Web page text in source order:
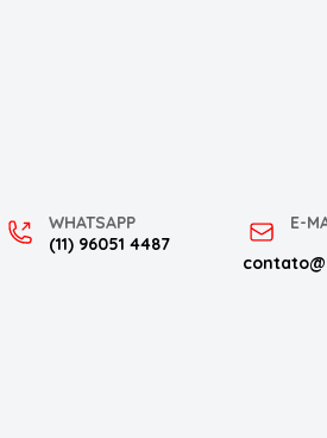
WHATSAPP
(11) 96051 4487
E-